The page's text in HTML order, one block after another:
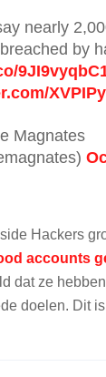
nearly
by
Magnates
Hackers
accounts
dat ze
doelen. Dit